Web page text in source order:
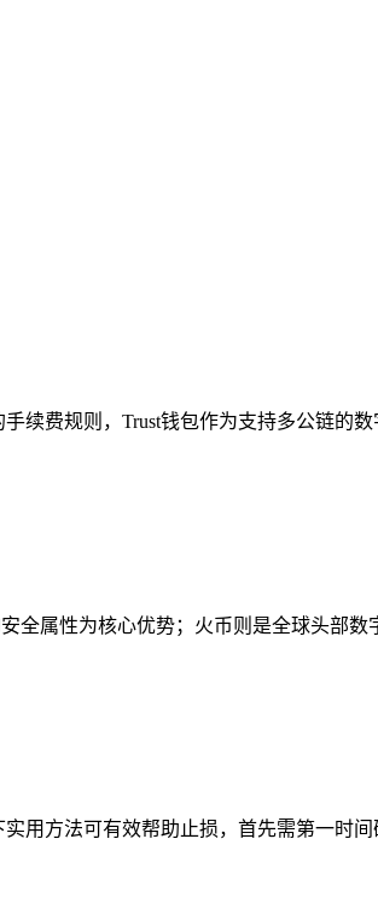
续费规则，Trust钱包作为支持多公链的
全属性为核心优势；火币则是全球头部
用方法可有效帮助止损，首先需第一时